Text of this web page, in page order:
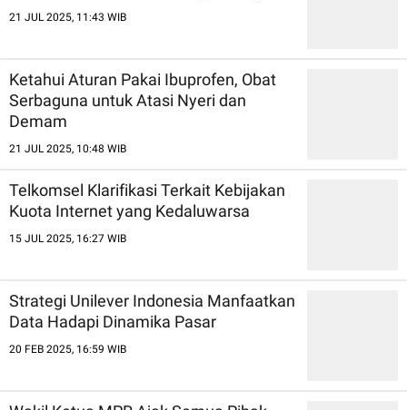
21 JUL 2025, 11:43 WIB
Ketahui Aturan Pakai Ibuprofen, Obat
Serbaguna untuk Atasi Nyeri dan
Demam
21 JUL 2025, 10:48 WIB
Telkomsel Klarifikasi Terkait Kebijakan
Kuota Internet yang Kedaluwarsa
15 JUL 2025, 16:27 WIB
Strategi Unilever Indonesia Manfaatkan
Data Hadapi Dinamika Pasar
20 FEB 2025, 16:59 WIB